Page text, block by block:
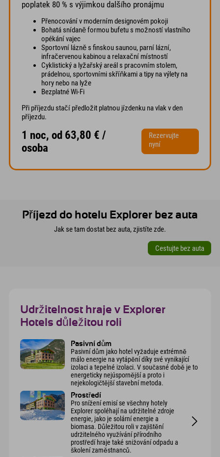
poplatek 80 % s výjimkou dalšího pronájmu
Přenocování v moderním designovém pokoji
Bohatá snídaně formou bufetu s možností vlastního
opékání vajec
Sportovní lázně s finskou saunou, parní lázní,
infračervenou kabinou a relaxační místností
Cyklistický a lyžařský areál s pracovním stolem,
prádelnou, sportovními skříňkami a tipy na výlety na
hory nebo na lyže
Bezplatné Wi-Fi
Při příjezdu stačí předložit platnou jízdenku na vlak v den
příjezdu.
1 noc, od 63,80 € /
osoba
Rezervujte
nyní
Příjezd do hotelu Explorer bez auta
Jak se tam dostat bez auta, zjistíte zde.
Cestujte bez auta
Udržitelnost hraje v Explorer
Hotels důležitou roli
Pasivní dům
Pasivní dům jako hotel vyžaduje extrémně
málo energie na vytápění díky své vynikající
izolaci a tepelné izolaci. V současné době je to
energeticky nejúspornější a proto i
nejekologičtější stavební metoda.
Prostředí
Pro snížení emisí se všechny hotely
Explorer spoléhají na udržitelné zdroje
energie, jako je solární energie a
biomasa. Důležitou roli v zajištění
udržitelného využívání přírodního
prostředí hraje také snižování odpadu a
školení zaměstnanců.